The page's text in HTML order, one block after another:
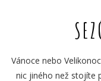
Vánoce nebo
nic jiného než stojíte